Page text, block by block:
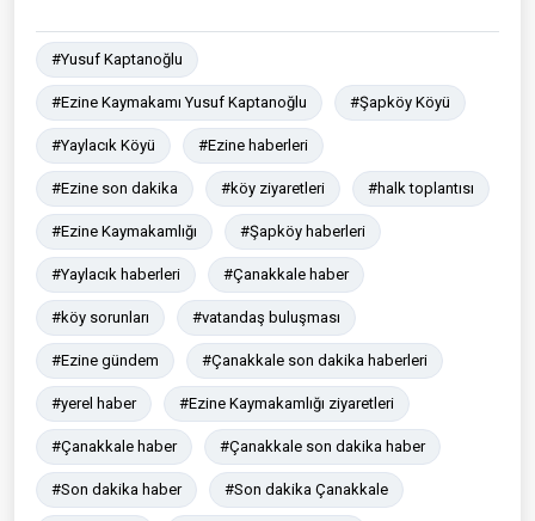
#Yusuf Kaptanoğlu
#Ezine Kaymakamı Yusuf Kaptanoğlu #Şapköy Köyü
#Yaylacık Köyü #Ezine haberleri
#Ezine son dakika #köy ziyaretleri #halk toplantısı
#Ezine Kaymakamlığı #Şapköy haberleri
#Yaylacık haberleri #Çanakkale haber
#köy sorunları #vatandaş buluşması
#Ezine gündem #Çanakkale son dakika haberleri
#yerel haber #Ezine Kaymakamlığı ziyaretleri
#Çanakkale haber #Çanakkale son dakika haber
#Son dakika haber #Son dakika Çanakkale